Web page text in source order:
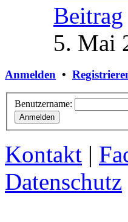
5. Mai
Anmelden •
Benutzername:
Kontakt |
Datenschutz